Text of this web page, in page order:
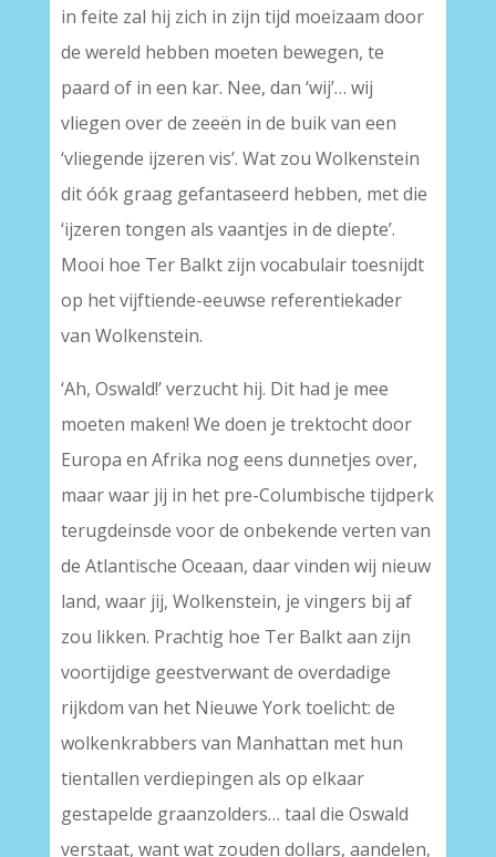
in feite zal hij zich in zijn tijd moeizaam door
de wereld hebben moeten bewegen, te
paard of in een kar. Nee, dan ‘wij’… wij
vliegen over de zeeën in de buik van een
‘vliegende ijzeren vis’. Wat zou Wolkenstein
dit óók graag gefantaseerd hebben, met die
‘ijzeren tongen als vaantjes in de diepte’.
Mooi hoe Ter Balkt zijn vocabulair toesnijdt
op het vijftiende-eeuwse referentiekader
van Wolkenstein.
‘Ah, Oswald!’ verzucht hij. Dit had je mee
moeten maken! We doen je trektocht door
Europa en Afrika nog eens dunnetjes over,
maar waar jij in het pre-Columbische tijdperk
terugdeinsde voor de onbekende verten van
de Atlantische Oceaan, daar vinden wij nieuw
land, waar jij, Wolkenstein, je vingers bij af
zou likken. Prachtig hoe Ter Balkt aan zijn
voortijdige geestverwant de overdadige
rijkdom van het Nieuwe York toelicht: de
wolkenkrabbers van Manhattan met hun
tientallen verdiepingen als op elkaar
gestapelde graanzolders… taal die Oswald
verstaat, want wat zouden dollars, aandelen,